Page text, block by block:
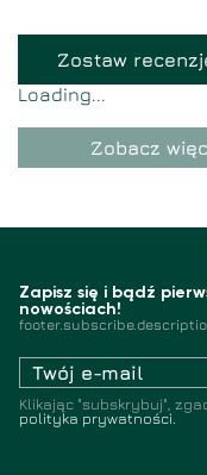
Zostaw
Loading...
Zobacz
Zapisz się i bądź
nowościach!
Klikając "subskrybuj",
polityka prywatności.